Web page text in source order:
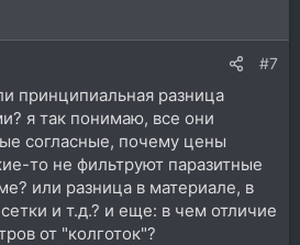
#7
принципиальная разница
я так понимаю, все они
согласные, почему цены
то не фильтруют паразитные
или разница в материале, в
и т.д.? и еще: в чем отличие
от "колготок"?